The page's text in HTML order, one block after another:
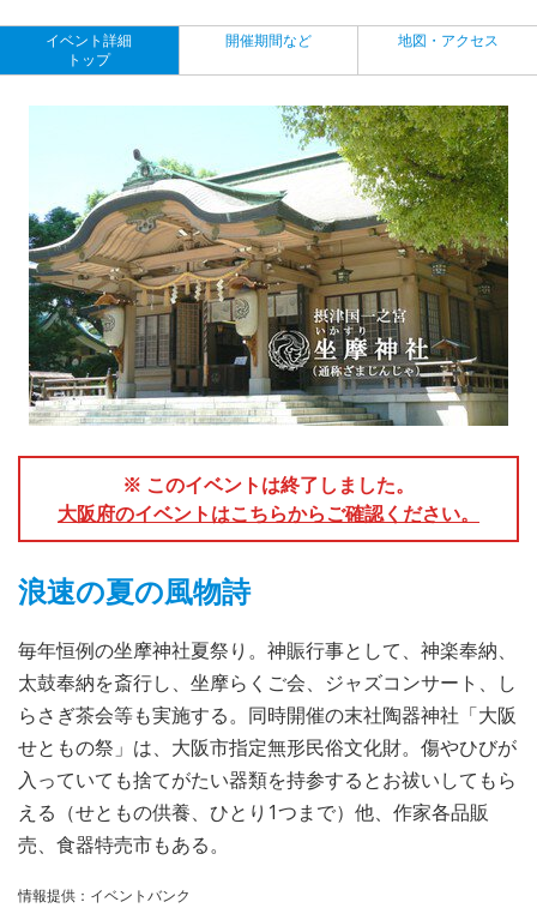
イベント詳細
トップ
開催期間など 地図・アクセス
※ このイベントは終了しました。
大阪府のイベントはこちらからご確認ください。
浪速の夏の風物詩
毎年恒例の坐摩神社夏祭り。神賑行事として、神楽奉納、
太鼓奉納を斎行し、坐摩らくご会、ジャズコンサート、し
らさぎ茶会等も実施する。同時開催の末社陶器神社「大阪
せともの祭」は、大阪市指定無形民俗文化財。傷やひびが
入っていても捨てがたい器類を持参するとお祓いしてもら
える（せともの供養、ひとり1つまで）他、作家各品販
売、食器特売市もある。
情報提供：イベントバンク